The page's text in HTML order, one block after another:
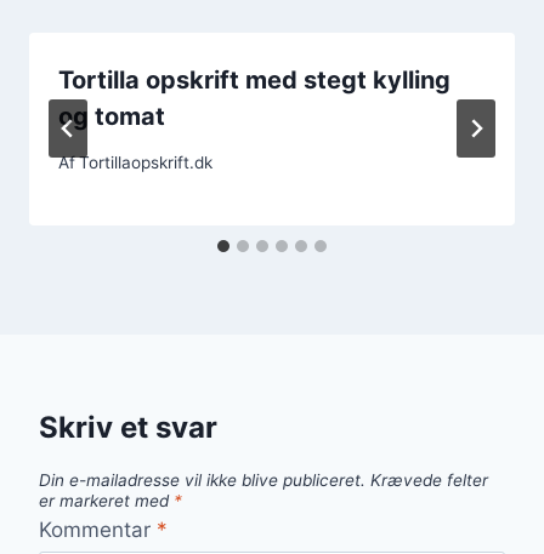
Tortilla opskrift med stegt kylling
og tomat
AfTortillaopskrift.dk
Skriv et svar
Din e-mailadresse vil ikke blive publiceret. Krævede felter
er markeret med *
Kommentar *